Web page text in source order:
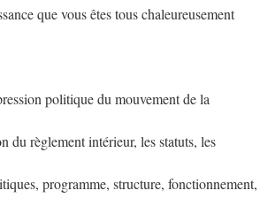
que vous êtes tous chaleureusement
politique du mouvement de la
du règlement intérieur, les statuts, les
programme, structure, fonctionnement,